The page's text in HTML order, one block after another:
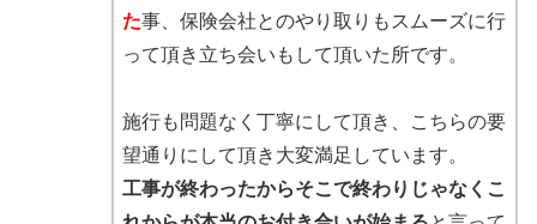
た事、保険会社とのやり取りもスムーズに行
って頂き立ち会いもして頂いた所です。
施行も問題なく丁寧にして頂き、こちらの要
望通りにして頂き大変満足しています。
工事が終わったからそこで終わりじゃなくこ